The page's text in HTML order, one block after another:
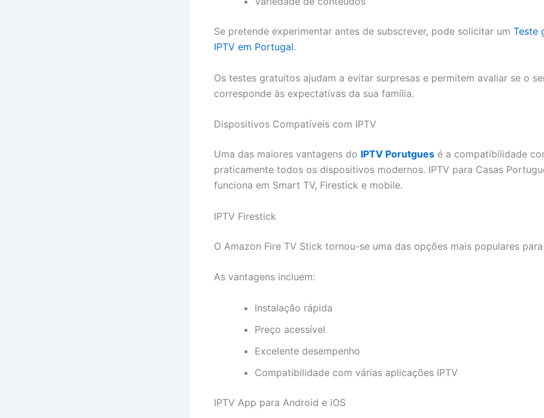
Se pretende experimentar antes de subscrever, pode solicitar um Teste
IPTV em Portugal.
Os testes gratuitos ajudam a evitar surpresas e permitem avaliar se o
corresponde às expectativas da sua família.
Dispositivos Compatíveis com IPTV
Uma das maiores vantagens do IPTV Porutgues é a compatibilidade
praticamente todos os dispositivos modernos. IPTV para Casas
funciona em Smart TV, Firestick e mobile.
IPTV Firestick
O Amazon Fire TV Stick tornou-se uma das opções mais populares para
As vantagens incluem:
Instalação rápida
Preço acessível
Excelente desempenho
Compatibilidade com várias aplicações IPTV
IPTV App para Android e iOS